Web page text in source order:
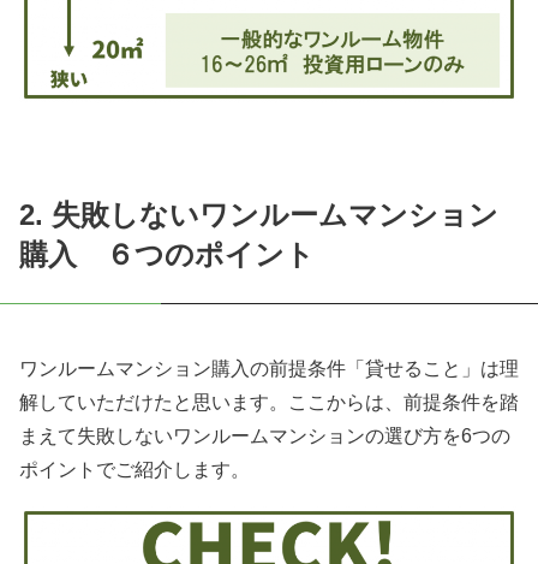
2. 失敗しないワンルームマンション
購入 ６つのポイント
ワンルームマンション購入の前提条件「貸せること」は理
解していただけたと思います。ここからは、前提条件を踏
まえて失敗しないワンルームマンションの選び方を6つの
ポイントでご紹介します。